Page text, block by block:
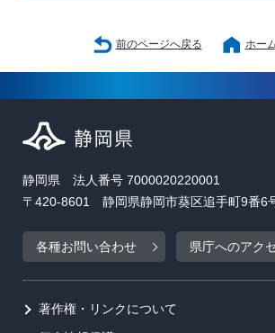
前のページへ戻る ホー
静岡県 法人番号 7000020220001
〒420-8601 静岡県静岡市葵区追手町9番6
各種お問い合わせ 県庁へのアク
著作権・リンクについて